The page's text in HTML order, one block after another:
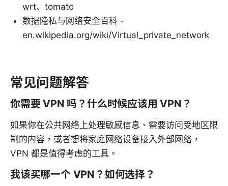
wrt、tomato
数据隐私与网络安全百科 -
en.wikipedia.org/wiki/Virtual_private_network
常见问题解答
你需要 VPN 吗？什么时候应该用 VPN？
如果你在公共网络上处理敏感信息、需要访问受地区限
制的内容，或者想将家庭网络设备接入外部网络，
VPN 都是值得考虑的工具。
我该买哪一个 VPN？如何选择？